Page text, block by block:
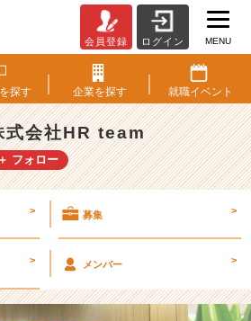
業
会員登録 ログイン MENU
探す 企業を探す 就職イベント
式会社HR team
＋ フォロー
> 募集 >
> メンバー >